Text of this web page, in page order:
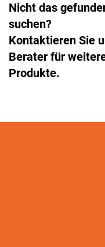
Nicht das
suchen?
Kontaktieren Sie
Berater für
Produkte.